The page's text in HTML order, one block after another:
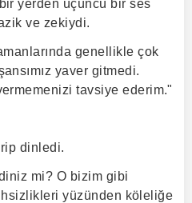
yerden üçüncü bir ses
ve zekiydi.
genellikle çok
yaver gitmedi.
tavsiye ederim."
dinledi.
mi? O bizim gibi
yüzünden köleliğe